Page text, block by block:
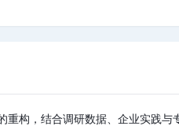
构，结合调研数据、企业实践与